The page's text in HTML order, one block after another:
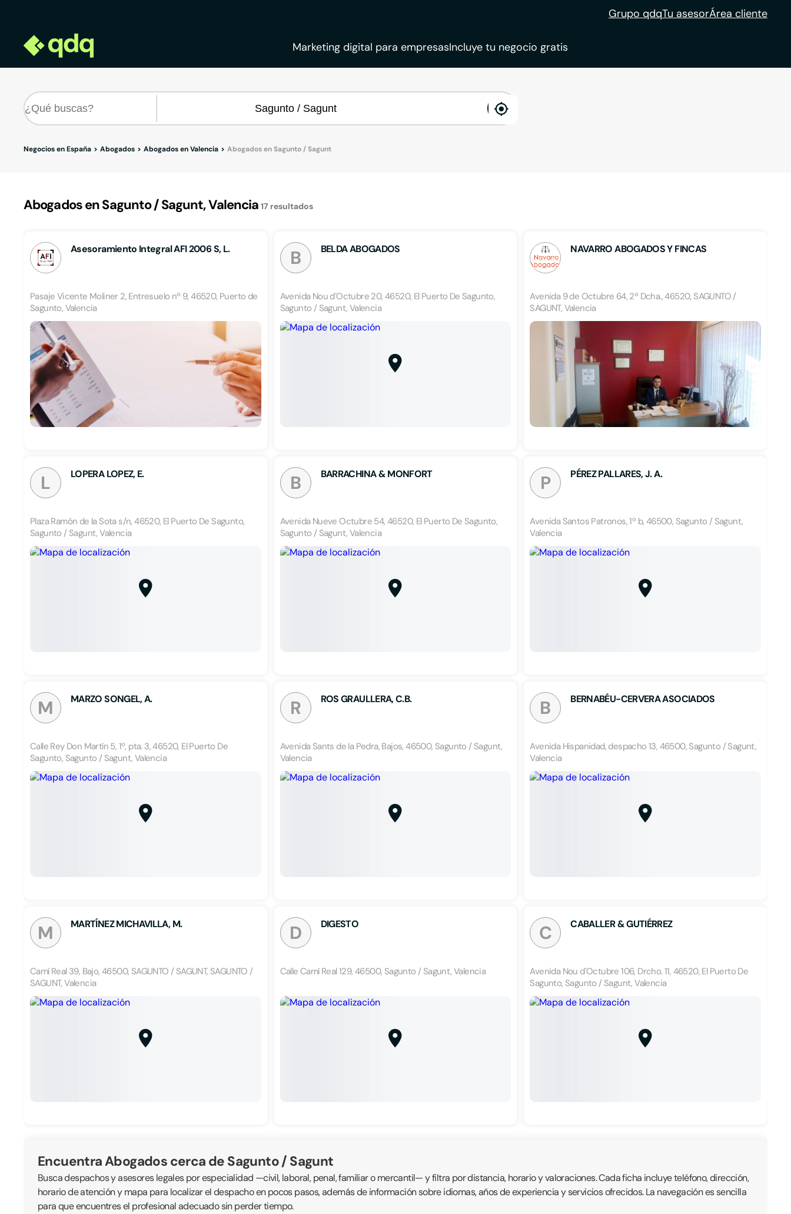
Grupo qdqTu asesorÁrea cliente
Marketing digital para empresasIncluye tu negocio gratis
enable
Negocios en España Abogados Abogados en Valencia Abogados en Sagunto / Sagunt
Abogados en Sagunto / Sagunt, Valencia 17 resultados
Asesoramiento Integral AFI 2006 S, L.
Pasaje Vicente Moliner 2, Entresuelo nº 9, 46520, Puerto de
Sagunto, Valencia
B BELDA ABOGADOS
Avenida Nou d´Octubre 20, 46520, El Puerto De Sagunto,
Sagunto / Sagunt, Valencia
NAVARRO ABOGADOS Y FINCAS
Avenida 9 de Octubre 64, 2º Dcha., 46520, SAGUNTO /
SAGUNT, Valencia
L LOPERA LOPEZ, E.
Plaza Ramón de la Sota s/n, 46520, El Puerto De Sagunto,
Sagunto / Sagunt, Valencia
B BARRACHINA & MONFORT
Avenida Nueve Octubre 54, 46520, El Puerto De Sagunto,
Sagunto / Sagunt, Valencia
P PÉREZ PALLARES, J. A.
Avenida Santos Patronos, 1º b, 46500, Sagunto / Sagunt,
Valencia
M MARZO SONGEL, A.
Calle Rey Don Martín 5, 1º, pta. 3, 46520, El Puerto De
Sagunto, Sagunto / Sagunt, Valencia
R ROS GRAULLERA, C.B.
Avenida Sants de la Pedra, Bajos, 46500, Sagunto / Sagunt,
Valencia
B BERNABÉU-CERVERA ASOCIADOS
Avenida Hispanidad, despacho 13, 46500, Sagunto / Sagunt,
Valencia
M MARTÍNEZ MICHAVILLA, M.
Camí Real 39, Bajo, 46500, SAGUNTO / SAGUNT, SAGUNTO /
SAGUNT, Valencia
D DIGESTO
Calle Camí Real 129, 46500, Sagunto / Sagunt, Valencia
C CABALLER & GUTIÉRREZ
Avenida Nou d´Octubre 106, Drcho. 11, 46520, El Puerto De
Sagunto, Sagunto / Sagunt, Valencia
Encuentra Abogados cerca de Sagunto / Sagunt
Busca despachos y asesores legales por especialidad —civil, laboral, penal, familiar o mercantil— y filtra por distancia, horario y valoraciones. Cada ficha incluye teléfono, dirección,
horario de atención y mapa para localizar el despacho en pocos pasos, además de información sobre idiomas, años de experiencia y servicios ofrecidos. La navegación es sencilla
para que encuentres el profesional adecuado sin perder tiempo.